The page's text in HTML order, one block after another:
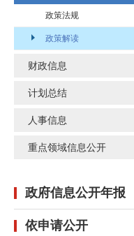
政策法规
政策解读
财政信息
计划总结
人事信息
重点领域信息公开
政府信息公开年报
依申请公开